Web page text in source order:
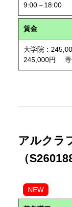
9:00～18:00
賃金
大学院：
245,000円 専
アルクラ
（
NEW